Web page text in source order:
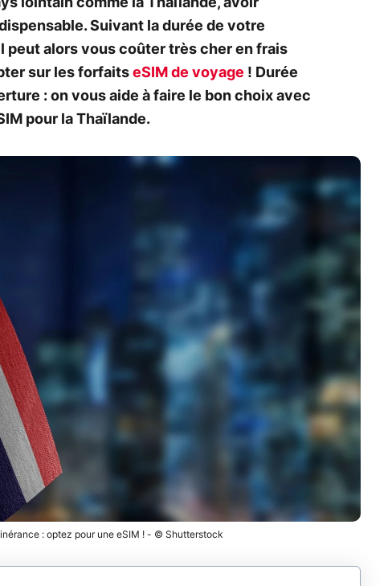
lointain comme la Thaïlande, avoir
Suivant la durée de votre
alors vous coûter très cher en frais
sur les forfaits eSIM de voyage ! Durée
: on vous aide à faire le bon choix avec
pour la Thaïlande.
: optez pour une eSIM ! - © Shutterstock